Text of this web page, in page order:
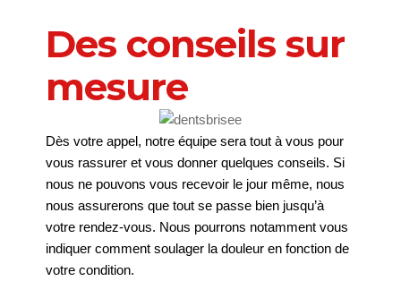
Des conseils sur
mesure
Dès votre appel, notre équipe sera tout à vous pour
vous rassurer et vous donner quelques conseils. Si
nous ne pouvons vous recevoir le jour même, nous
nous assurerons que tout se passe bien jusqu’à
votre rendez-vous. Nous pourrons notamment vous
indiquer comment soulager la douleur en fonction de
votre condition.